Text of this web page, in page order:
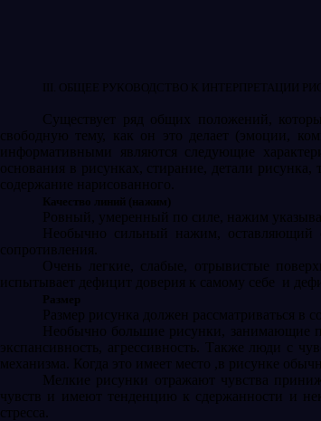
III ОБЩЕЕ РУКОВОДСТВО К ИНТЕРПРЕТАЦИИ
Существует ряд общих положений,
свободную тему, как он это делает (эмоции,
информативными являются следующие
основания в рисунках, стирание, детали
содержание нарисованного.
Качество линий (нажим)
Ровный, умеренный по силе, нажим
Необычно сильный нажим, оставляющий
сопротивления.
Очень легкие, слабые, отрывистые
испытывает дефицит доверия к самому себе
и
Размер
Размер рисунка должен рассматриваться в
Необычно большие рисунки, занимающие
экспансивность, агрессивность. Также люди с
механизма. Когда это имеет место ,в рисунке
Мелкие рисунки отражают чувства
чувств и имеют тенденцию к сдержанности и
стресса.